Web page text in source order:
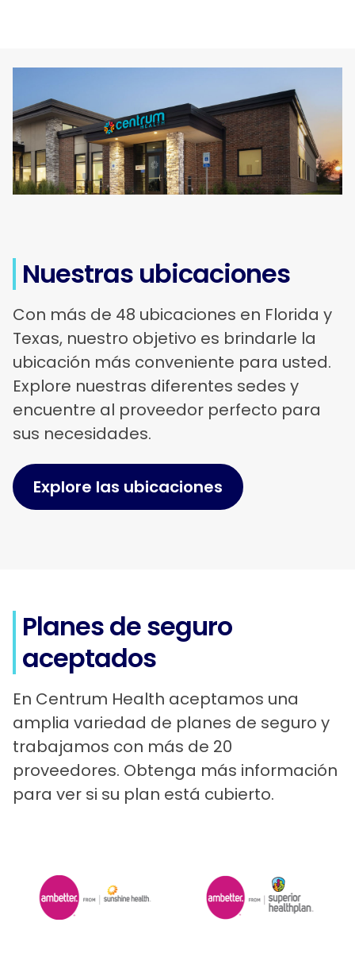
Nuestras ubicaciones
Con más de 48 ubicaciones en Florida y
Texas, nuestro objetivo es brindarle la
ubicación más conveniente para usted.
Explore nuestras diferentes sedes y
encuentre al proveedor perfecto para
sus necesidades.
Explore las ubicaciones
Planes de seguro
aceptados
En Centrum Health aceptamos una
amplia variedad de planes de seguro y
trabajamos con más de 20
proveedores. Obtenga más información
para ver si su plan está cubierto.